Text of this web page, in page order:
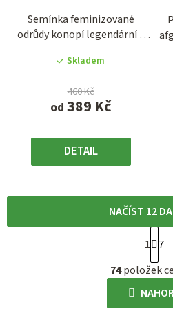
Semínka feminizované
odrůdy konopí legendární a
známé...
Skladem
od 389 Kč
460 Kč
DETAIL
3,5
z
hvězdiček.
O
v
l
á
NAČÍST 12
S
t
r
á
n
1
7
74položek